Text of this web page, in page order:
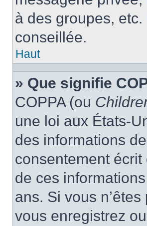
à des groupes,
conseillée.
Haut
» Que signifie
COPPA (ou
une loi aux États-
des informations
consentement
de ces
ans. Si vous
vous enregistrez